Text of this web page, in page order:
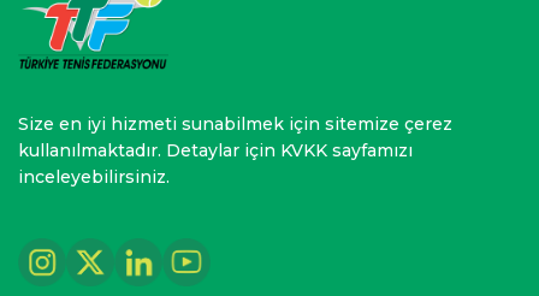
Size en iyi hizmeti sunabilmek için sitemize çerez
kullanılmaktadır. Detaylar için KVKK sayfamızı
inceleyebilirsiniz.